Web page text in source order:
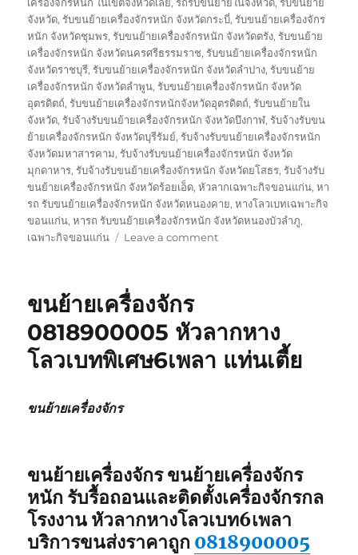
จังหวัด,รับขนย้ายเครื่องจักรหนัก จังหวัดกระบี่,รับขนย้ายเครื่องจักร
หนัก จังหวัดชุมพร,รับขนย้ายเครื่องจักรหนัก จังหวัดตรัง,รับขนย้าย
เครื่องจักรหนัก จังหวัดนครศรีธรรมราช,รับขนย้ายเครื่องจักรหนัก
จังหวัดราชบุรี,รับขนย้ายเครื่องจักรหนัก จังหวัดลำปาง,รับขนย้าย
เครื่องจักรหนัก จังหวัดลำพูน,รับขนย้ายเครื่องจักรหนัก จังหวัด
อุตรดิตถ์,รับขนย้ายเครื่องจักรหนักจังหวัดอุตรดิตถ์,รับขนย้ายใน
จังหวัด,รับจ้างรับขนย้ายเครื่องจักรหนัก จังหวัดบึงกาฬ,รับจ้างรับขน
ย้ายเครื่องจักรหนัก จังหวัดบุรีรัมย์,รับจ้างรับขนย้ายเครื่องจักรหนัก
จังหวัดมหาสารคาม,รับจ้างรับขนย้ายเครื่องจักรหนัก จังหวัด
มุกดาหาร,รับจ้างรับขนย้ายเครื่องจักรหนัก จังหวัดยโสธร,รับจ้างรับ
ขนย้ายเครื่องจักรหนัก จังหวัดร้อยเอ็ด,หัวลากเฉพาะกิจขอนแก่น,หา
รถ รับขนย้ายเครื่องจักรหนัก จังหวัดหนองคาย,หางโลวเบทเฉพาะกิจ
ขอนแก่น,หารถ รับขนย้ายเครื่องจักรหนัก จังหวัดหนองบัวลำภู,
เฉพาะกิจขอนแก่น
Leave a commenton
ลาก
หาง
โลวเบท
ขนย้ายเครื่องจักร
0818900005 หัวลากหาง
โลวเบทพิเศษ6เพลา แท่นเตี้ย
ขนย้ายเครื่องจักร
ขนย้ายเครื่องจักร ขนย้ายเครื่องจักร
หนัก รับรื้อถอนและติดตั้งเครื่องจักรกล
โรงงาน หัวลากหางโลวเบท6เพลา
บริการขนส่งราคาถูก 0818900005